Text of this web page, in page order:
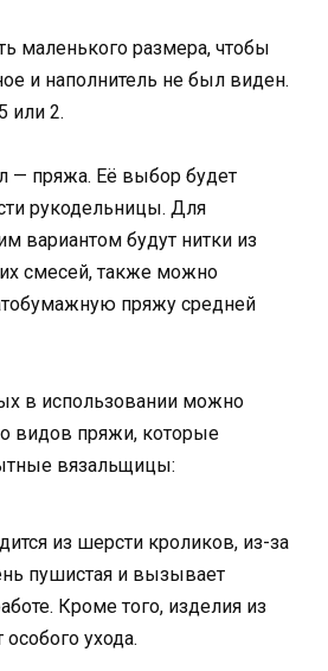
маленького размера, чтобы
и наполнитель не был виден.
или 2.
— пряжа. Её выбор будет
рукодельницы. Для
вариантом будут нитки из
смесей, также можно
пряжу средней
в использовании можно
видов пряжи, которые
вязальщицы:
из шерсти кроликов, из-за
пушистая и вызывает
Кроме того, изделия из
ухода.